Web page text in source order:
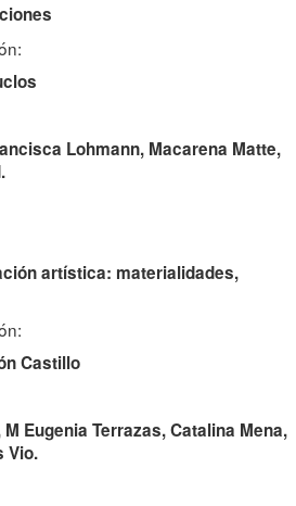
Lohmann, Macarena Matte,
artística: materialidades,
Castillo
Eugenia Terrazas, Catalina Mena,
Vio.